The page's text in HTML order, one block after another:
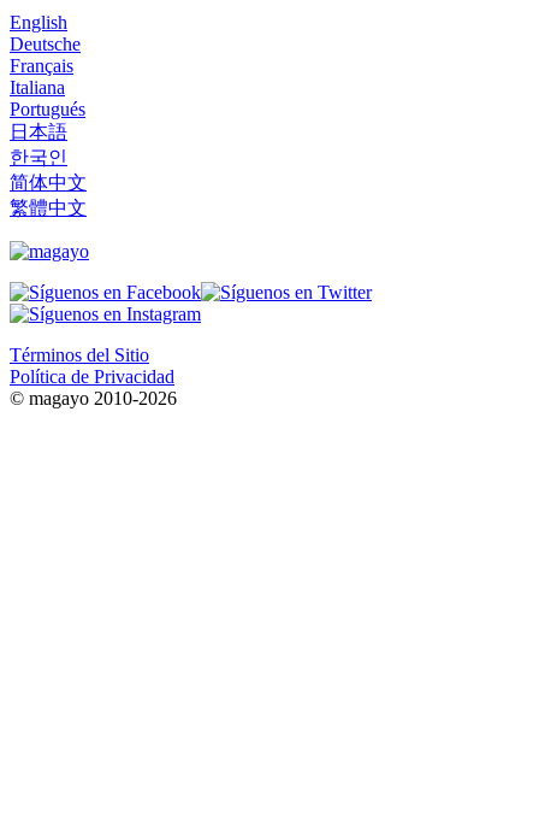
English
Deutsche
Français
Italiana
Portugués
日本語
한국인
简体中文
繁體中文
Términos del Sitio
Política de Privacidad
© magayo 2010-2026